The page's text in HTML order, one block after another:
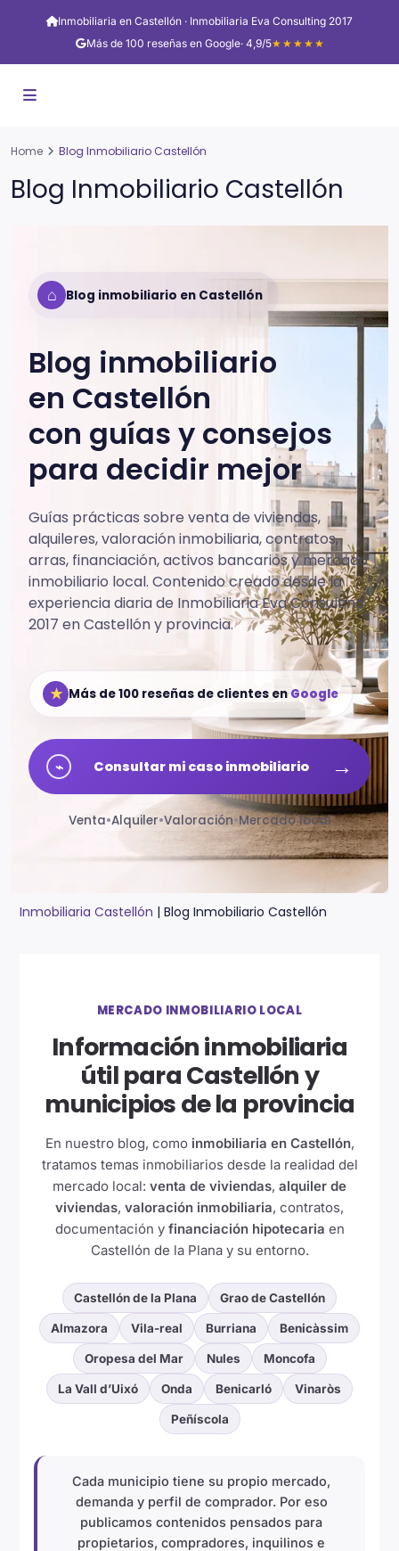
Inmobiliaria en Castellón · Inmobiliaria Eva Consulting 2017
Más de 100 reseñas en Google· 4,9/5★★★★★
Home Blog Inmobiliario Castellón
Blog Inmobiliario Castellón
⌂ Blog inmobiliario en Castellón
Blog inmobiliario
en Castellón
con guías y consejos
para decidir mejor
Guías prácticas sobre venta de viviendas,
alquileres, valoración inmobiliaria, contratos,
arras, financiación, activos bancarios y mercado
inmobiliario local. Contenido creado desde la
experiencia diaria de Inmobiliaria Eva Consulting
2017 en Castellón y provincia.
★ Más de 100 reseñas de clientes enGoogle
⌁ Consultar mi caso inmobiliario →
Venta•Alquiler•Valoración•Mercado local
Inmobiliaria Castellón | Blog Inmobiliario Castellón
MERCADO INMOBILIARIO LOCAL
Información inmobiliaria
útil para Castellón y
municipios de la provincia
En nuestro blog, como inmobiliaria en Castellón,
tratamos temas inmobiliarios desde la realidad del
mercado local: venta de viviendas, alquiler de
viviendas, valoración inmobiliaria, contratos,
documentación y financiación hipotecaria en
Castellón de la Plana y su entorno.
Castellón de la Plana Grao de Castellón
Almazora Vila-real Burriana Benicàssim
Oropesa del Mar Nules Moncofa
La Vall d’Uixó Onda Benicarló Vinaròs
Peñíscola
Cada municipio tiene su propio mercado,
demanda y perfil de comprador. Por eso
publicamos contenidos pensados para
propietarios, compradores, inquilinos e